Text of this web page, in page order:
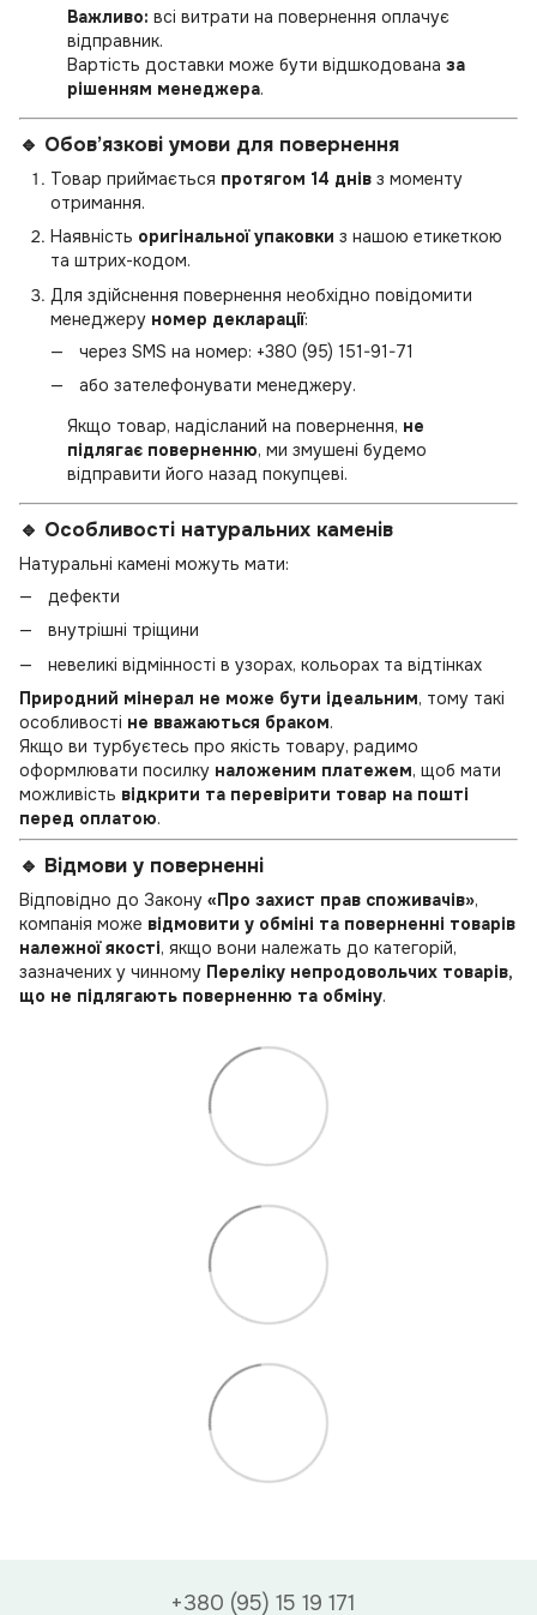
Важливо: всі витрати на повернення оплачує
відправник.
Вартість доставки може бути відшкодована за
рішенням менеджера.
🔹 Обов’язкові умови для повернення
Товар приймається протягом 14 днів з моменту
отримання.
Наявність оригінальної упаковки з нашою етикеткою
та штрих-кодом.
Для здійснення повернення необхідно повідомити
менеджеру номер декларації:
через SMS на номер: +380 (95) 151-91-71
або зателефонувати менеджеру.
Якщо товар, надісланий на повернення, не
підлягає поверненню, ми змушені будемо
відправити його назад покупцеві.
🔹 Особливості натуральних каменів
Натуральні камені можуть мати:
дефекти
внутрішні тріщини
невеликі відмінності в узорах, кольорах та відтінках
Природний мінерал не може бути ідеальним, тому такі
особливості не вважаються браком.
Якщо ви турбуєтесь про якість товару, радимо
оформлювати посилку наложеним платежем, щоб мати
можливість відкрити та перевірити товар на пошті
перед оплатою.
🔹 Відмови у поверненні
Відповідно до Закону «Про захист прав споживачів»,
компанія може відмовити у обміні та поверненні товарів
належної якості, якщо вони належать до категорій,
зазначених у чинному Переліку непродовольчих товарів,
що не підлягають поверненню та обміну.
+380 (95) 15 19 171